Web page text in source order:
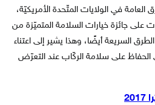
العامة في الولايات المتّحدة الأمريكيّة،
على جائزة خيارات السلامة المتميّزة من
السريعة أيضًا، وهذا يشير إلى اعتناء
الحفاظ على سلامة الركّاب عند التعرّض